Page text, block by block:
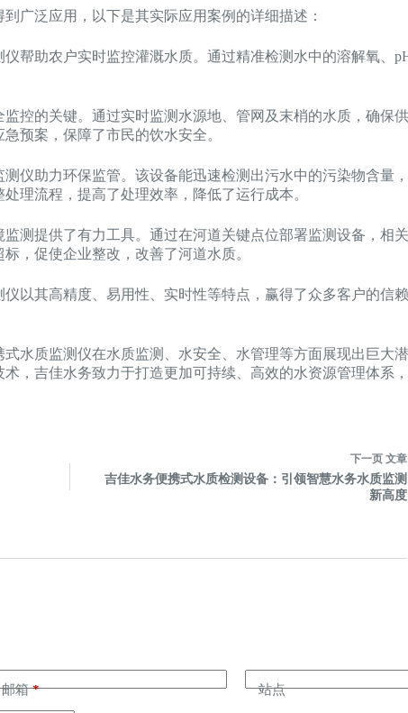
广泛应用，以下是其实际应用案例的详细描述：
帮助农户实时监控灌溉水质。通过精准检测水中的溶解氧
控的关键。通过实时监测水源地、管网及末梢的水质，确
预案，保障了市民的饮水安全。
仪助力环保监管。该设备能迅速检测出污水中的污染物含
理流程，提高了处理效率，降低了运行成本。
测提供了有力工具。通过在河道关键点位部署监测设备，
，促使企业整改，改善了河道水质。
以其高精度、易用性、实时性等特点，赢得了众多客户的
水质监测仪在水质监测、水安全、水管理等方面展现出巨
，吉佳水务致力于打造更加可持续、高效的水资源管理体系
下一页 文章
吉佳水务便携式水质检测设备：引领智慧水务水质监测
新高度
邮箱* 站点